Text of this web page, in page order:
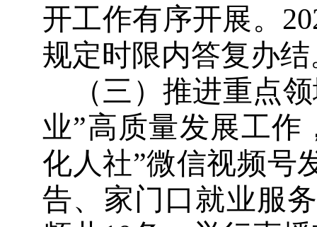
开工作有序开展。
规定时限内答复办结
（三）推进重点
业”高质量发展工作
化人社”微信视频号
告、家门口就业服